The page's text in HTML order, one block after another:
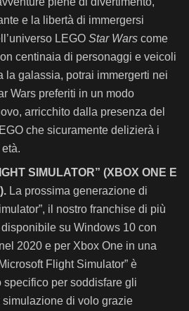
e la libertà di immergersi
LEGOStar Wars come
centinaia di personaggi e veicoli
la galassia, potrai immergerti nei
Wars preferiti in un modo
arricchito dalla presenza del
che sicuramente delizierà i
SIMULATOR” (XBOX ONE E
La prossima generazione di
il nostro franchise di più
disponibile su Windows 10 con
2020 e per Xbox One in una
Flight Simulator” è
specifico per soddisfare gli
di volo grazie